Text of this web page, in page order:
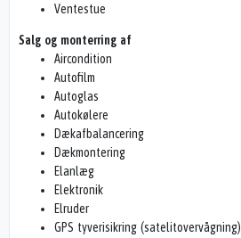
Ventestue
Salg og monterring af
Aircondition
Autofilm
Autoglas
Autokølere
Dækafbalancering
Dækmontering
Elanlæg
Elektronik
Elruder
GPS tyverisikring (satelitovervågning)